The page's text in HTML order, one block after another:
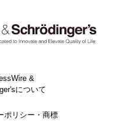
&
について
ポリシー・商標